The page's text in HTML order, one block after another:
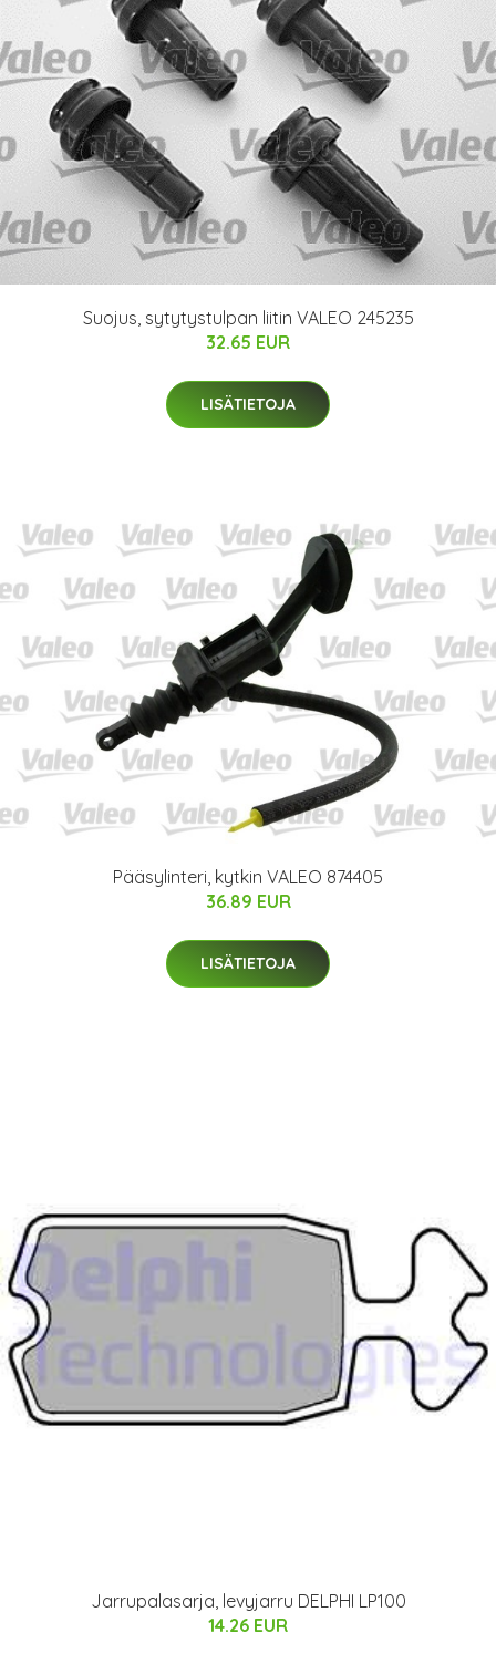
Suojus, sytytystulpan liitin VALEO 245235
32.65 EUR
LISÄTIETOJA
Pääsylinteri, kytkin VALEO 874405
36.89 EUR
LISÄTIETOJA
Jarrupalasarja, levyjarru DELPHI LP100
14.26 EUR